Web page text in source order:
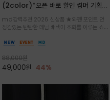
(2color)*오픈 바로 할인 썸머 기획
말 모임룩, 여행룩까지 ~
md강력추천 2026 신상품 ★와펜 포인트 안
정감있는 탄탄한 데님 배색이 조화를 이루는 쇼
클래식한 네이비·아이보리 스트라이프와 산뜻한
88,000원
49,000원 44%